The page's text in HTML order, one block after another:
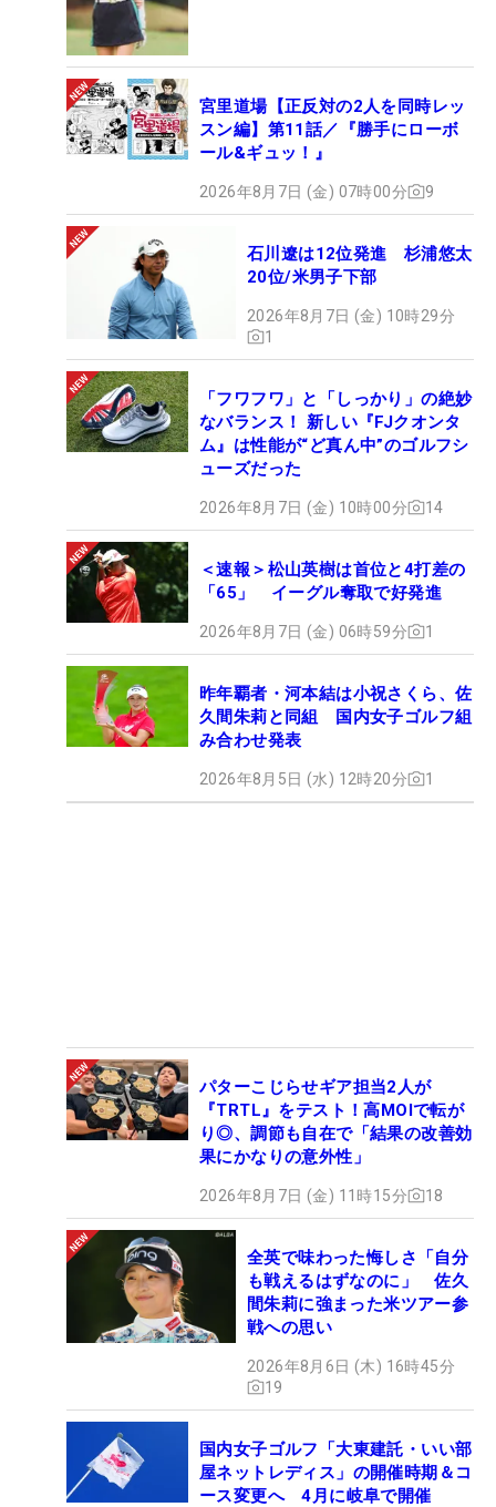
宮里道場【正反対の2人を同時レッ
スン編】第11話／『勝手にローボ
ール&ギュッ！』
2026年8月7日 (金) 07時00分 9
石川遼は12位発進 杉浦悠太
20位/米男子下部
2026年8月7日 (金) 10時29分
1
「フワフワ」と「しっかり」の絶妙
なバランス！ 新しい『FJクオンタ
ム』は性能が“ど真ん中”のゴルフシ
ューズだった
2026年8月7日 (金) 10時00分 14
＜速報＞松山英樹は首位と4打差の
「65」 イーグル奪取で好発進
2026年8月7日 (金) 06時59分 1
昨年覇者・河本結は小祝さくら、佐
久間朱莉と同組 国内女子ゴルフ組
み合わせ発表
2026年8月5日 (水) 12時20分 1
パターこじらせギア担当2人が
『TRTL』をテスト！高MOIで転が
り◎、調節も自在で「結果の改善効
果にかなりの意外性」
2026年8月7日 (金) 11時15分 18
全英で味わった悔しさ「自分
も戦えるはずなのに」 佐久
間朱莉に強まった米ツアー参
戦への思い
2026年8月6日 (木) 16時45分
19
国内女子ゴルフ「大東建託・いい部
屋ネットレディス」の開催時期＆コ
ース変更へ 4月に岐阜で開催